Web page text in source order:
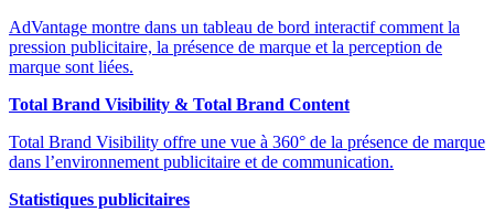
AdVantage montre dans un tableau de bord interactif comment la
pression publicitaire, la présence de marque et la perception de
marque sont liées.
Total Brand Visibility & Total Brand Content
Total Brand Visibility offre une vue à 360° de la présence de marque
dans l’environnement publicitaire et de communication.
Statistiques publicitaires